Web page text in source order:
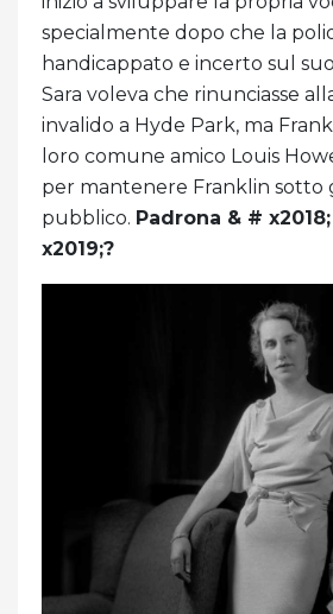
specialmente dopo che la
handicappato e incerto sul
Sara voleva che rinunciasse
invalido a Hyde Park, ma
loro comune amico Louis
per mantenere Franklin sotto
pubblico. Padrona & #
x2019;?